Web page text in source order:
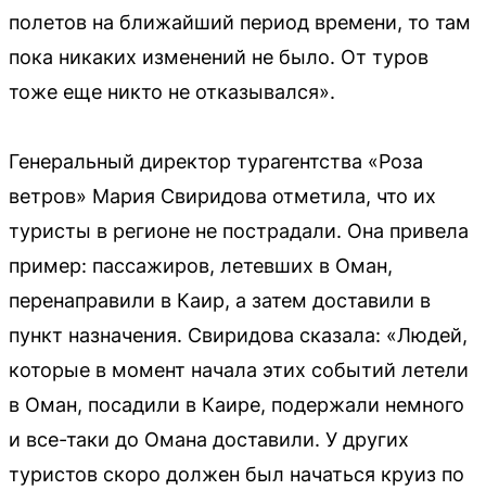
полетов на ближайший период времени, то там
пока никаких изменений не было. От туров
тоже еще никто не отказывался».
Генеральный директор турагентства «Роза
ветров» Мария Свиридова отметила, что их
туристы в регионе не пострадали. Она привела
пример: пассажиров, летевших в Оман,
перенаправили в Каир, а затем доставили в
пункт назначения. Свиридова сказала: «Людей,
которые в момент начала этих событий летели
в Оман, посадили в Каире, подержали немного
и все-таки до Омана доставили. У других
туристов скоро должен был начаться круиз по